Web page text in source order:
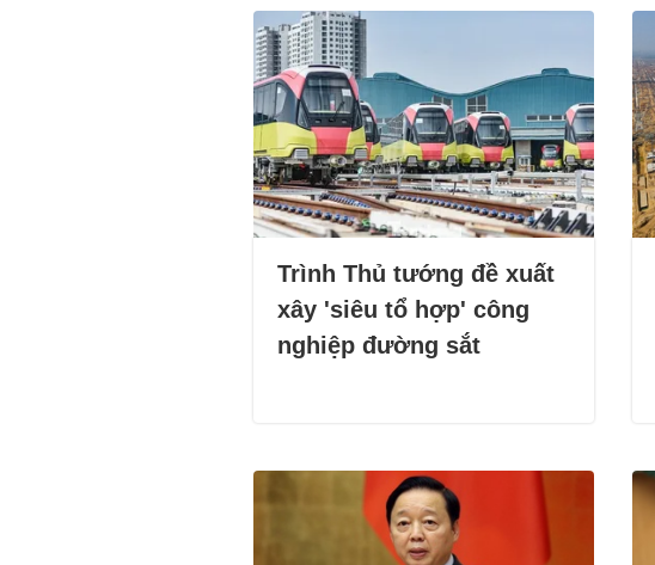
Trình Thủ tướng đề xuất
xây 'siêu tổ hợp' công
nghiệp đường sắt